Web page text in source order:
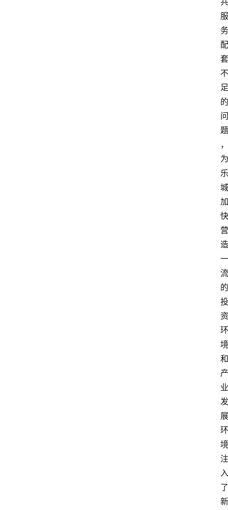
服
务
配
套
不
足
的
问
题
，
为
乐
城
加
快
营
造
一
流
的
投
资
环
境
和
产
业
发
展
环
境
注
入
了
新